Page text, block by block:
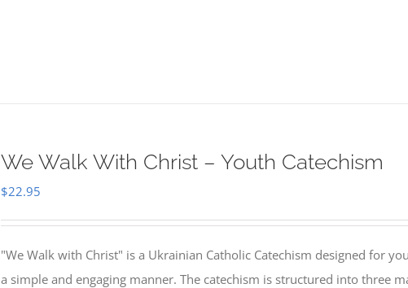
We Walk With Christ – Youth Catechism
$22.95
"We Walk with Christ" is a Ukrainian Catholic Catechism designed for
a simple and engaging manner. The catechism is structured into three